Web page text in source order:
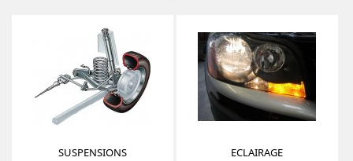
SUSPENSIONS ECLAIRAGE